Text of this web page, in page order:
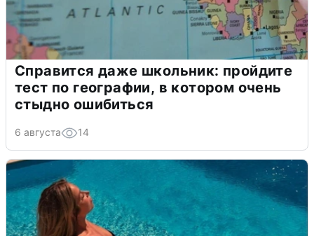
Справится даже школьник: пройдите
тест по географии, в котором очень
стыдно ошибиться
6 августа 14